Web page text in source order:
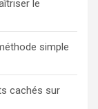
le
simple
cachés sur